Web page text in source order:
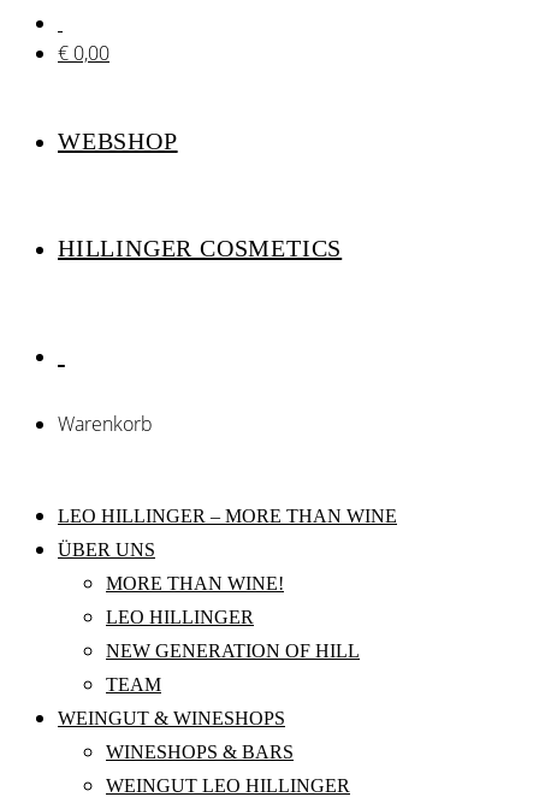
€ 0,00
WEBSHOP
HILLINGER COSMETICS
Warenkorb
LEO HILLINGER – MORE THAN WINE
ÜBER UNS
MORE THAN WINE!
LEO HILLINGER
NEW GENERATION OF HILL
TEAM
WEINGUT & WINESHOPS
WINESHOPS & BARS
WEINGUT LEO HILLINGER